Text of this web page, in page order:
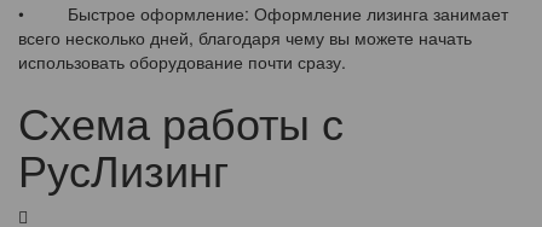
• Быстрое оформление: Оформление лизинга занимает
всего несколько дней, благодаря чему вы можете начать
использовать оборудование почти сразу.
Схема работы с
РусЛизинг